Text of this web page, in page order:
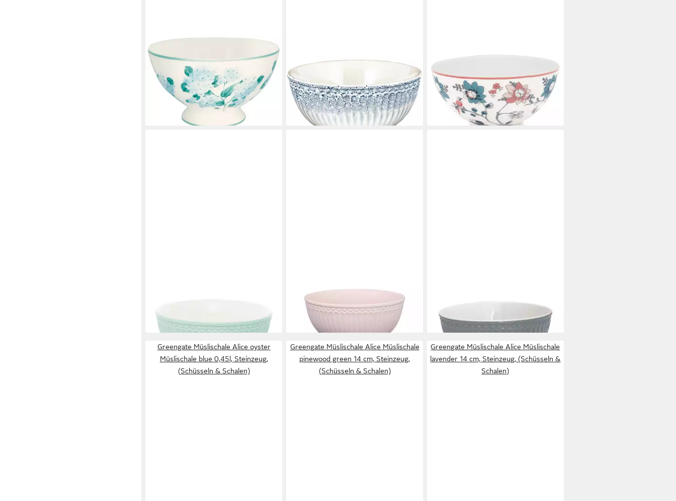
GREENGATE
Müslischale Liliana Soup Bowl white
15cm, Steingut, (Suppenschalen)
22,90 €
lieferbar - in 2-3 Werktagen bei dir
blue 14cm, Steinzeug, (Müslischalen)
ab 14,56 €
lieferbar - in 2-3 Werktagen bei dir
Müslischale weiß 500 ml Müsli
Schale Schüssel Ø 15 cm H: 8,5 cm
aus Porzellan
18,90 €
lieferbar - in 2-3 Werktagen bei dir
lieferbar - in 2-3 Werktagen bei dir
Müslischale Alice Müslischale vintage
rose 0,45l, Steinzeug, (Bowls)
17,44 €
lieferbar - in 2-3 Werktagen bei dir
Alice Steingrau
ab 10,00 €
lieferbar - in 2-3 Werktagen bei dir
Greengate Müslischale Alice oyster
Müslischale blue 0,45l, Steinzeug,
(Schüsseln & Schalen)
Greengate Müslischale Alice Müslischale
pinewood green 14 cm, Steinzeug,
(Schüsseln & Schalen)
Greengate Müslischale Alice Müslischale
lavender 14 cm, Steinzeug, (Schüsseln &
Schalen)